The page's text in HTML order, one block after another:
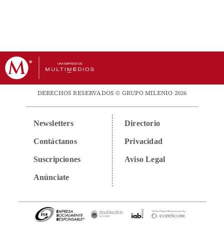
DERECHOS RESERVADOS © GRUPO MILENIO 2026
Newsletters
Contáctanos
Suscripciones
Anúnciate
Directorio
Privacidad
Aviso Legal